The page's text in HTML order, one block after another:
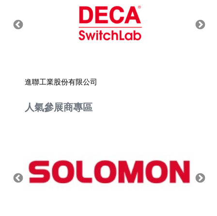
進聯工業股份有限公司
人氣參展商專區